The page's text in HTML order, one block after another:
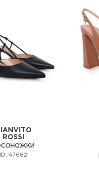
ROSSI
ID: 47682